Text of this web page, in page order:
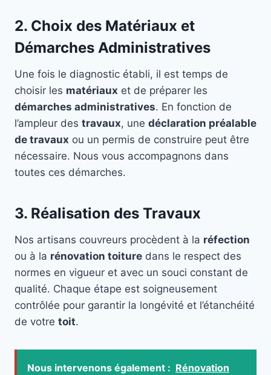
2. Choix des Matériaux et
Démarches Administratives
Une fois le diagnostic établi, il est temps de
choisir les matériaux et de préparer les
démarches administratives. En fonction de
l’ampleur des travaux, une déclaration préalable
de travaux ou un permis de construire peut être
nécessaire. Nous vous accompagnons dans
toutes ces démarches.
3. Réalisation des Travaux
Nos artisans couvreurs procèdent à la réfection
ou à la rénovation toiture dans le respect des
normes en vigueur et avec un souci constant de
qualité. Chaque étape est soigneusement
contrôlée pour garantir la longévité et l’étanchéité
de votre toit.
Nous intervenons également : Rénovation